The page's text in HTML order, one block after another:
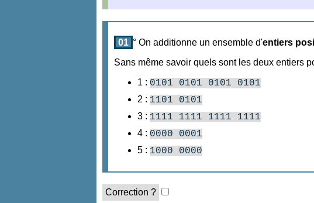
01 ° On additionne un ensemble d'entiers
Sans même savoir quels sont les deux entiers
1 : 0101 0101 0101 0101
2 : 1101 0101
3 : 1111 1111 1111 1111
4 : 0000 0001
5 : 1000 0000
Correction ?